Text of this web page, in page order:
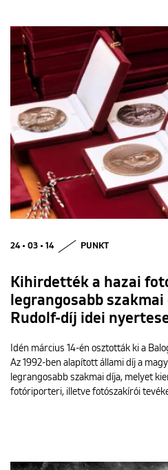
24 • 03 • 14 PUNKT
Kihirdették a hazai
legrangosabb
Rudolf-díj idei
Idén március 14-én osztották ki a
Az 1992-ben alapított állami díj a
legrangosabb szakmai díja, melyet
fotóriporteri, illetve fotószakírói